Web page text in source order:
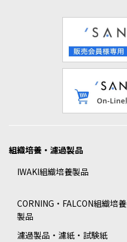
組織培養・濾過製品
IWAKI組織培養製品
CORNING・FALCON組織培養
製品
濾過製品・濾紙・試験紙